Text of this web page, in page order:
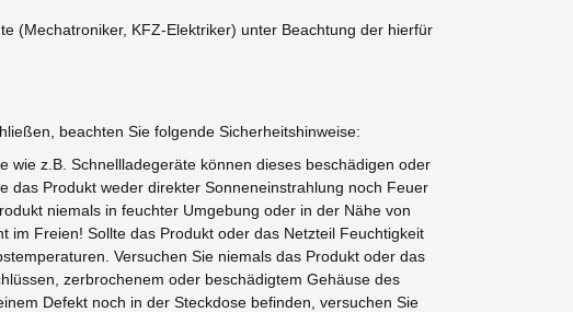
(Mechatroniker, KFZ-Elektriker) unter Beachtung der hierfür
beachten Sie folgende Sicherheitshinweise:
z.B. Schnellladegeräte können dieses beschädigen oder
das Produkt weder direkter Sonneneinstrahlung noch Feuer
niemals in feuchter Umgebung oder in der Nähe von
im Freien! Sollte das Produkt oder das Netzteil Feuchtigkeit
Versuchen Sie niemals das Produkt oder das
zerbrochenem oder beschädigtem Gehäuse des
Defekt noch in der Steckdose befinden, versuchen Sie